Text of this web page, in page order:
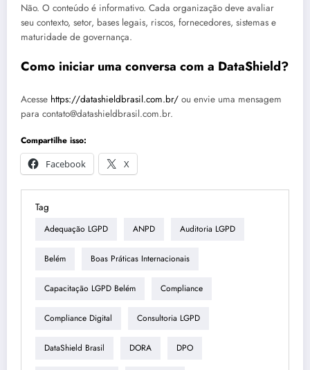
Não. O conteúdo é informativo. Cada organização deve avaliar
seu contexto, setor, bases legais, riscos, fornecedores, sistemas e
maturidade de governança.
Como iniciar uma conversa com a DataShield?
Acesse https://datashieldbrasil.com.br/ ou envie uma mensagem
para contato@datashieldbrasil.com.br.
Compartilhe isso:
Facebook
X
Tag
Adequação LGPD ANPD Auditoria LGPD
Belém Boas Práticas Internacionais
Capacitação LGPD Belém Compliance
Compliance Digital Consultoria LGPD
DataShield Brasil DORA DPO